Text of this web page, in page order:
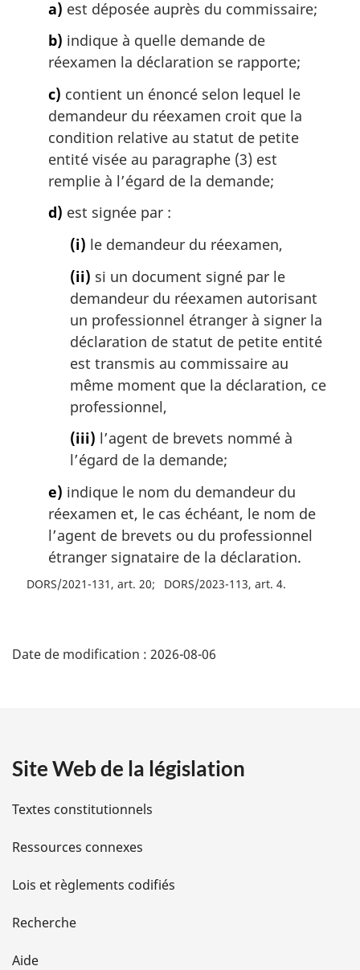
a) est déposée auprès du commissaire;
b) indique à quelle demande de
réexamen la déclaration se rapporte;
c) contient un énoncé selon lequel le
demandeur du réexamen croit que la
condition relative au statut de petite
entité visée au paragraphe (3) est
remplie à l’égard de la demande;
d) est signée par :
(i) le demandeur du réexamen,
(ii) si un document signé par le
demandeur du réexamen autorisant
un professionnel étranger à signer la
déclaration de statut de petite entité
est transmis au commissaire au
même moment que la déclaration, ce
professionnel,
(iii) l’agent de brevets nommé à
l’égard de la demande;
e) indique le nom du demandeur du
réexamen et, le cas échéant, le nom de
l’agent de brevets ou du professionnel
étranger signataire de la déclaration.
DORS/2021-131, art. 20 DORS/2023-113, art. 4
é
i
l
s
d
e
l
Date de modification : 2026-08-06
Site Web de la législation
Textes constitutionnels
Ressources connexes
Lois et règlements codifiés
Recherche
Aide